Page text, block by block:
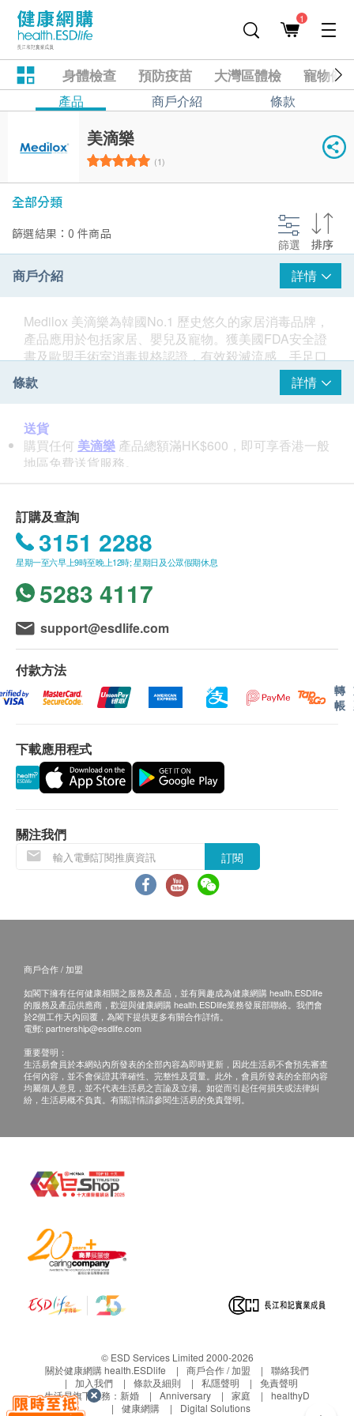
1
身體檢查 預防疫苗 大灣區體檢 寵物健
產品 商戶介紹 條款
美滴樂
(1)
全部分類
篩選結果：0 件商品
篩選 排序
商戶介紹 詳情
Medilox 美滴樂為韓國No.1 歷史悠久的家居消毒品牌，
產品應用於包括家居、嬰兒及寵物。獲美國FDA安全證
書及歐盟手術室消毒規格認證，有效殺滅流感、手足口
病等等
Medilox 亦被醫院採用於高水平的消毒，同時Medilox
符合了美國FDA，韓國FDA和中國FDA的安全性要求和
《毒理學評估》。 證明Medilox 適用於嬰兒，成人和寵
物，並且安全。
條款 詳情
送貨
購買任何 美滴樂 產品總額滿HK$600，即可享香港一般
地區免費送貨服務。
不排除運送時間會因節日而有所影響。當八號烈風訊號
懸掛或黑色暴雨警告生效時，送貨服務時間將會延遲。
所有訂單須視乎相關貨品的供應情況再作最後確認。倘
若健康網購health.ESDlife未能提供任何訂單上的貨
品，健康網購health.ESDlife有權拒絕接受該訂單，並
且會於送貨前透過電話或電郵通知顧客再作安排。
一般條款
貨品質量保證，於顧客收到產品當日起計，有效期應最
少有6個月或以上。
當顧客收取已訂購之貨品時，有責任檢查貨品是否有損
毀情況，一經確認簽收，恕不接受退換。
期退回，供應商有權不受理。
如有其他損壞或遺漏查詢，顧客必須保留有效收據正
本，並於送貨後3個工作天內按下列方式聯絡健康網購
health.ESDlife客戶服務部跟進。
服熱線: (852) 3151-2288
其他
所有出售之貨品均不設退款。
此產品由 Jaydenbaby Products Ltd. 提供。
訂購及查詢
3151 2288
星期一至六早上9時至晚上12時; 星期日及公眾假期休息
5283 4117
support@esdlife.com
付款方法
轉
帳
下載應用程式
關注我們
訂閱
商戶合作 / 加盟
如閣下擁有任何健康相關之服務及產品，並有興趣成為健康網購 health.ESDlife
的服務及產品供應商，歡迎與健康網購 health.ESDlife業務發展部聯絡。我們會
於2個工作天內回覆，為閣下提供更多有關合作詳情。
電郵: partnership@esdlife.com
重要聲明：
生活易會員於本網站內所發表的全部內容為即時更新，因此生活易不會預先審查
任何內容，並不會保證其準確性、完整性及質量。此外，會員所發表的全部內容
均屬個人意見，並不代表生活易之言論及立場。如從而引起任何損失或法律糾
紛，生活易概不負責。有關詳情請參閱生活易的免責聲明。
© ESD Services Limited 2000-2026
關於健康網購 health.ESDlife
商戶合作 / 加盟
聯絡我們
加入我們
條款及細則 私隱聲明
免責聲明
生活易旗下業務： 新婚 Anniversary 家庭
healthyD
健康網購
Digital Solutions